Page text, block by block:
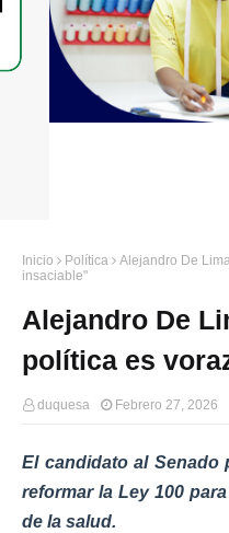
Inicio Política
Alejandro De
insaciable"
Alejandro De
política es
duquesa Febrero 27, 2026
El candidato al Senado
reformar la Ley 100
de la salud.